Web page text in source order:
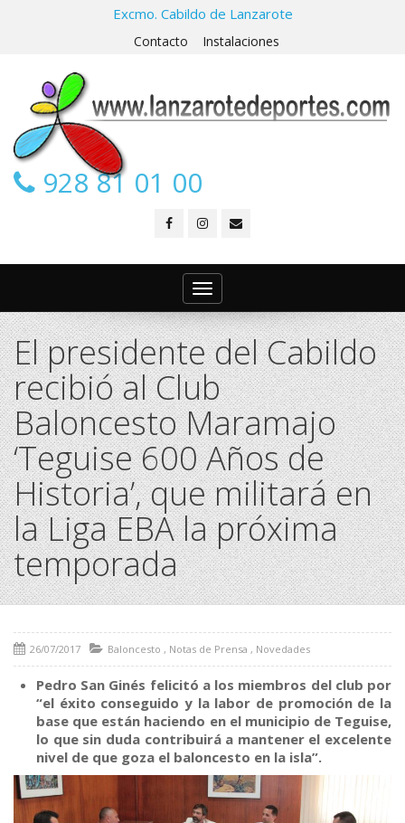
Excmo. Cabildo de Lanzarote
Contacto Instalaciones
928 81 01 00
Toggle
navigation
El presidente del Cabildo
recibió al Club
Baloncesto Maramajo
‘Teguise 600 Años de
Historia’, que militará en
la Liga EBA la próxima
temporada
26/07/2017 Baloncesto , Notas de Prensa , Novedades
Pedro San Ginés felicitó a los miembros del club por
“el éxito conseguido y la labor de promoción de la
base que están haciendo en el municipio de Teguise,
lo que sin duda contribuirá a mantener el excelente
nivel de que goza el baloncesto en la isla”.